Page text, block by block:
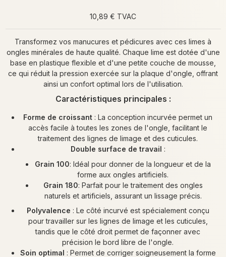
10,89 € TVAC
Transformez vos manucures et pédicures avec ces limes à
ongles minérales de haute qualité. Chaque lime est dotée d'une
base en plastique flexible et d'une petite couche de mousse,
ce qui réduit la pression exercée sur la plaque d'ongle, offrant
ainsi un confort optimal lors de l'utilisation.
Caractéristiques principales :
Forme de croissant : La conception incurvée permet un
accès facile à toutes les zones de l'ongle, facilitant le
traitement des lignes de limage et des cuticules.
Double surface de travail :
Grain 100: Idéal pour donner de la longueur et de la
forme aux ongles artificiels.
Grain 180: Parfait pour le traitement des ongles
naturels et artificiels, assurant un lissage précis.
Polyvalence : Le côté incurvé est spécialement conçu
pour travailler sur les lignes de limage et les cuticules,
tandis que le côté droit permet de façonner avec
précision le bord libre de l'ongle.
Soin optimal : Permet de corriger soigneusement la forme